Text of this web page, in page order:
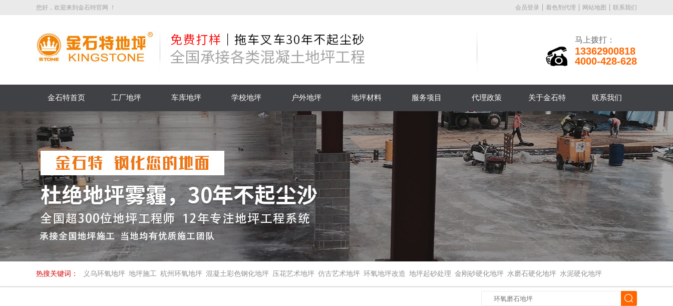
您好，欢迎来到金石特官网 ！ 会员登录 着色剂代理 网站地图 联系我们
马上拨打：
13362900818
4000-428-628
金石特首页 工厂地坪 车库地坪 学校地坪 户外地坪 地坪材料 服务项目 代理政策 关于金石特 联系我们
热搜关键词： 义乌环氧地坪 地坪施工 杭州环氧地坪 混凝土彩色钢化地坪 压花艺术地坪 仿古艺术地坪 环氧地坪改造 地坪起砂处理 金刚砂硬化地坪 水磨石硬化地坪 水泥硬化地坪